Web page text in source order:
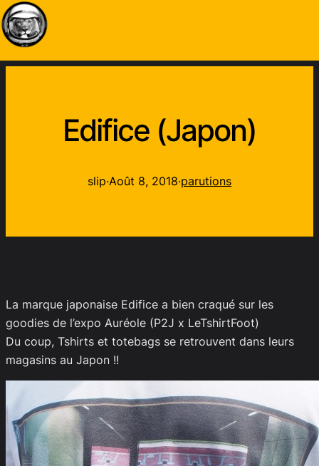
Edifice (Japon)
slip·Août 8, 2018·parutions
La marque japonaise Edifice a bien craqué sur les
goodies de l’expo Auréole (P2J x LeTshirtFoot)
Du coup, Tshirts et totebags se retrouvent dans leurs
magasins au Japon !!